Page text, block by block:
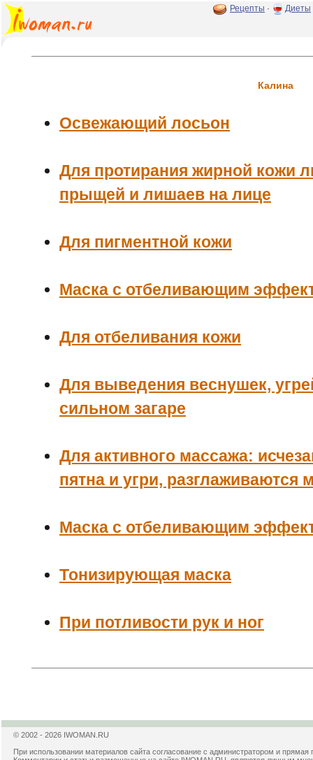
Рецепты · Диеты
Калина
Освежающий лосьон
Для протирания жирной кожи
прыщей и лишаев на лице
Для пигментной кожи
Маска с отбеливающим
Для отбеливания кожи
Для выведения веснушек,
сильном загаре
Для активного массажа:
пятна и угри,
Маска с отбеливающим
Тонизирующая маска
При потливости рук и ног
© 2002 - 2026 IWOMAN.RU
При использовании материалов сайта согласование с администратором и прямая